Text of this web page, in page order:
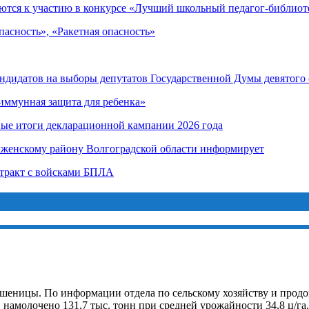
к участию в конкурсе «Лучший школьный педагог-
«Ракетная опасность»
на выборы депутатов Государственной Думы девятого
защита для ребенка»
итоги декларационной кампании 2026 года
району Волгоградской области информирует
с войсками БПЛА
По информации отдела по сельскому хозяйству и
131,7 тыс. тонн при средней урожайности 34,8 ц/